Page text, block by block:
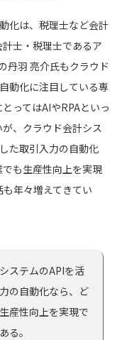
化は、税理士など会計
士・税理士であるア
丹羽 亮介氏もクラウド
動化に注目している専
ってはAIやRPAといっ
、クラウド会計シス
た取引入力の自動化
も生産性向上を実現
年々増えてきてい
ステムのAPIを活
の自動化なら、ど
産性向上を実現で
る。